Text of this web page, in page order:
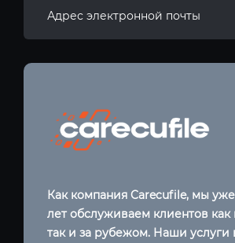
Как компания Carecufile, мы
лет обслуживаем клиентов как
так и за рубежом. Наши услуги